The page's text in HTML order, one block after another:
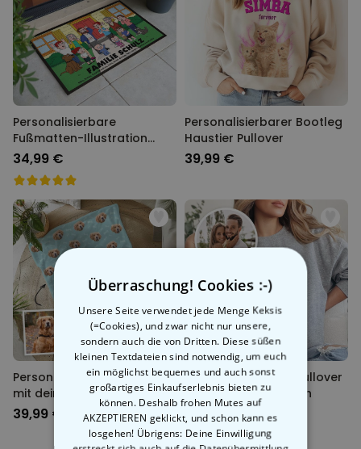
Personalisierbare
Fußmatten-Illustration
Zeichentrick Familie
34,99 €
Personalisierbarer Bootleg
Haustier Pullover
39,99 €
Personalisierbare Decke
mit deinem Haustier
39,99 €
Personalisierbarer Pullover
mit kleiner Illustration
49,99 €
Überraschung! Cookies :-)
Unsere Seite verwendet jede Menge Keksis
(=Cookies), und zwar nicht nur unsere,
sondern auch die von Dritten. Diese süßen
kleinen Textdateien sind notwendig, um euch
ein möglichst bequemes und auch sonst
großartiges Einkaufserlebnis bieten zu
können. Deshalb frohen Mutes auf
AKZEPTIEREN geklickt, und schon kann es
losgehen! Übrigens: Deine Einwilligung